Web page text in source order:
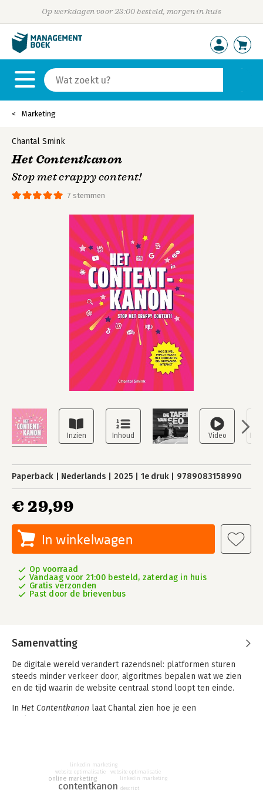
Op werkdagen voor 23:00 besteld, morgen in huis
Marketing
7 stemmen
Chantal Smink
Het Contentkanon
Stop met crappy content!
Paperback Nederlands 2025 1e druk 9789083158990
€ 29,99
In winkelwagen
Op voorraad
Vandaag voor 21:00 besteld, zaterdag in huis
Gratis verzonden
Past door de brievenbus
Samenvatting
De digitale wereld verandert razendsnel: platformen sturen
steeds minder verkeer door, algoritmes bepalen wat we zien
en de tijd waarin de website centraal stond loopt ten einde.
In Het Contentkanon laat Chantal zien hoe je een
daarmee invloed hebt, top of mind wordt.
Dit vraagt om een resoluut andere werkwijze van bedrijven,
contentkanon
online marketing
website optimalisatie
descript
linkedin marketing
website optimalisatie
linkedin marketing